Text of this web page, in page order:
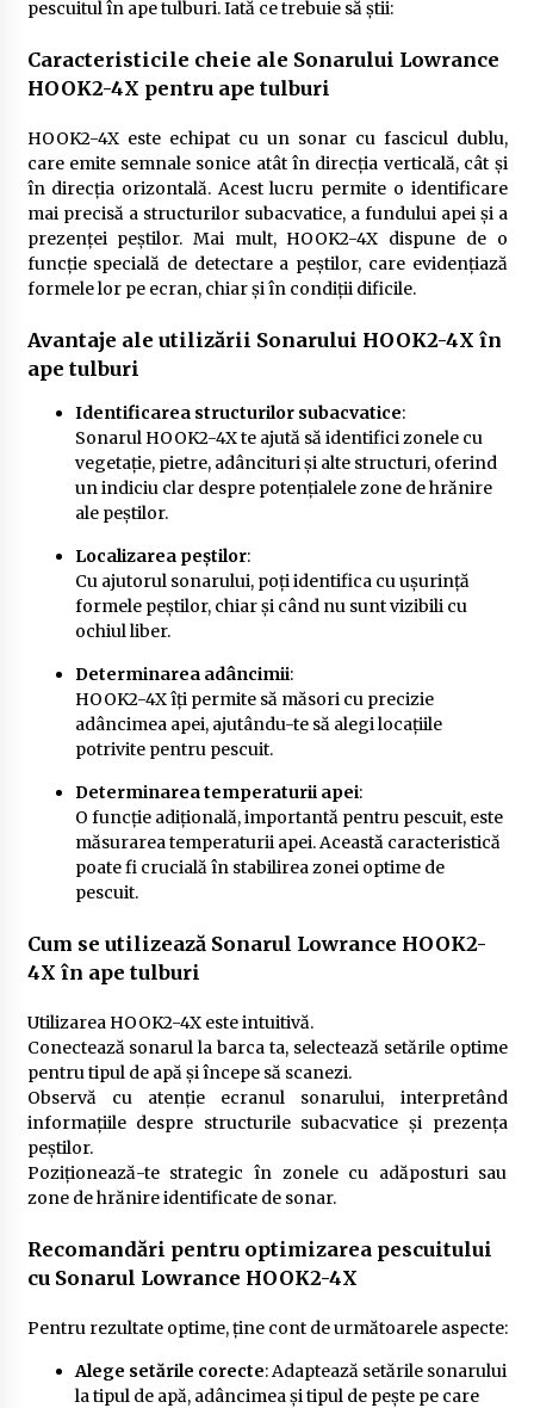
pescuitul în ape tulburi. Iată ce trebuie să știi:
Caracteristicile cheie ale Sonarului Lowrance
HOOK2-4X pentru ape tulburi
HOOK2-4X este echipat cu un sonar cu fascicul dublu,
care emite semnale sonice atât în direcția verticală, cât și
în direcția orizontală. Acest lucru permite o identificare
mai precisă a structurilor subacvatice, a fundului apei și a
prezenței peștilor. Mai mult, HOOK2-4X dispune de o
funcție specială de detectare a peștilor, care evidențiază
formele lor pe ecran, chiar și în condiții dificile.
Avantaje ale utilizării Sonarului HOOK2-4X în
ape tulburi
Identificarea structurilor subacvatice:
Sonarul HOOK2-4X te ajută să identifici zonele cu
vegetație, pietre, adâncituri și alte structuri, oferind
un indiciu clar despre potențialele zone de hrănire
ale peștilor.
Localizarea peștilor:
Cu ajutorul sonarului, poți identifica cu ușurință
formele peștilor, chiar și când nu sunt vizibili cu
ochiul liber.
Determinarea adâncimii:
HOOK2-4X îți permite să măsori cu precizie
adâncimea apei, ajutându-te să alegi locațiile
potrivite pentru pescuit.
Determinarea temperaturii apei:
O funcție adițională, importantă pentru pescuit, este
măsurarea temperaturii apei. Această caracteristică
poate fi crucială în stabilirea zonei optime de
pescuit.
Cum se utilizează Sonarul Lowrance HOOK2-
4X în ape tulburi
Utilizarea HOOK2-4X este intuitivă.
Conectează sonarul la barca ta, selectează setările optime
pentru tipul de apă și începe să scanezi.
Observă cu atenție ecranul sonarului, interpretând
informațiile despre structurile subacvatice și prezența
peștilor.
Poziționează-te strategic în zonele cu adăposturi sau
zone de hrănire identificate de sonar.
Recomandări pentru optimizarea pescuitului
cu Sonarul Lowrance HOOK2-4X
Pentru rezultate optime, ține cont de următoarele aspecte:
Alege setările corecte: Adaptează setările sonarului
la tipul de apă, adâncimea și tipul de pește pe care